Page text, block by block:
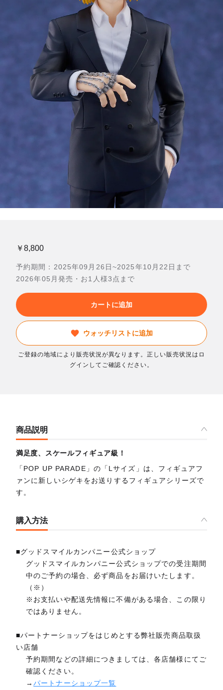
￥8,800
予約期間：2025年09月26日~2025年10月22日まで
2026年05月発売・お1人様3点まで
カートに追加
ウォッチリストに追加
ご登録の地域により販売状況が異なります。正しい販売状況はロ
グインしてご確認ください。
商品説明
満足度、スケールフィギュア級！
「POP UP PARADE」の「Lサイズ」は、フィギュアフ
ァンに新しいシゲキをお送りするフィギュアシリーズで
す。
購入方法
■グッドスマイルカンパニー公式ショップ
グッドスマイルカンパニー公式ショップでの受注期間
中のご予約の場合、必ず商品をお届けいたします。
（※）
※お支払いや配送先情報に不備がある場合、この限り
ではありません。
■パートナーショップをはじめとする弊社販売商品取扱
い店舗
予約期間などの詳細につきましては、各店舗様にてご
確認ください。
→パートナーショップ一覧